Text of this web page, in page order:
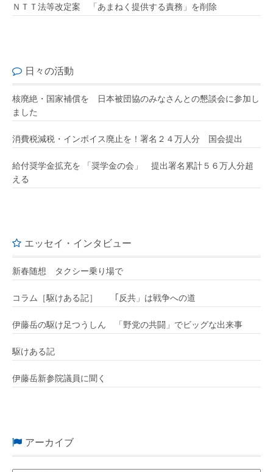
ＮＴＴ法等改定案 「あまねく提供する責務」を削除
日々の活動
核廃絶・国家補償を 日本被団協のみなさんとの懇談会に参加し
ました
消費税減税・インボイス廃止を！署名２４万人分 国会提出
給付奨学金拡充を 「奨学金の会」 提出署名累計５６万人分超
える
エッセイ・インタビュー
新春随想 タクシー乗り場で
コラム［駆けある記］ ｢反共」は戦争への道
伊藤岳の駆け足つうしん 「野党の共闘」でビッグな出来事
駆けある記
伊藤岳新参院議員に聞く
アーカイブ